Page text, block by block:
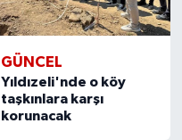
GÜNCEL
Yıldızeli'nde o köy
taşkınlara karşı
korunacak